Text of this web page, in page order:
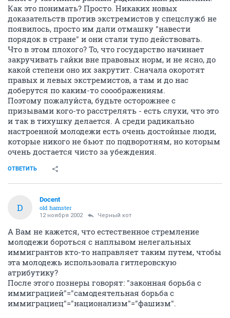
Как это понимать? Просто. Никаких новых
доказательств против экстремистов у спецслужб не
появилось, просто им дали отмашку "навести
порядок в стране" и они стали тупо действовать.
Что в этом плохого? То, что государство начинает
закручивать гайки вне правовых норм, и не ясно, до
какой степени оно их закрутит. Сначала окоротят
правых и левых экстремистов, а там и до нас
доберутся по каким-то сооображениям.
Поэтому пожалуйста, будьте осторожнее с
призывами кого-то расстрелять - есть слухи, что это
и так в тихушку делается. А среди радикально
настроенной молодежи есть очень достойные люди,
которые никого не бьют по подворотням, но которым
очень достается чисто за убеждения.
ОТВЕТИТЬ
D
Docent
old hamster
12 ноября 2002 Черный кот
А Вам не кажется, что естественное стремление
молодежи бороться с наплывом нелегальных
иммигрантов кто-то направляет таким путем, чтобы
эта молодежь использовала гитлеровскую
атрибутику?
После этого познеры говорят: "законная борьба с
иммиграцией"="самодеятельная борьба с
иммиграциец"="национализм"="фашизм".